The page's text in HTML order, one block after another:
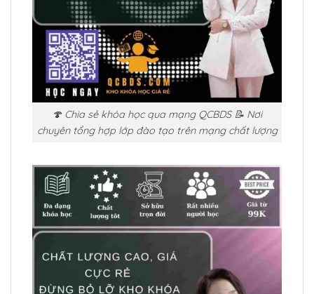
🍄 Chia sẻ khóa học qua mạng QCBDS 📝 Nơi
chuyên tổng hợp lớp đào tạo trên mạng chất lượng